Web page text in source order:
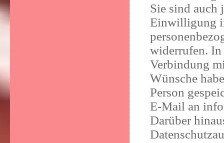
Sie sind auch
Einwilligung
widerrufen. In
Verbindung
Wünsche
Person
E-Mail an
Darüber